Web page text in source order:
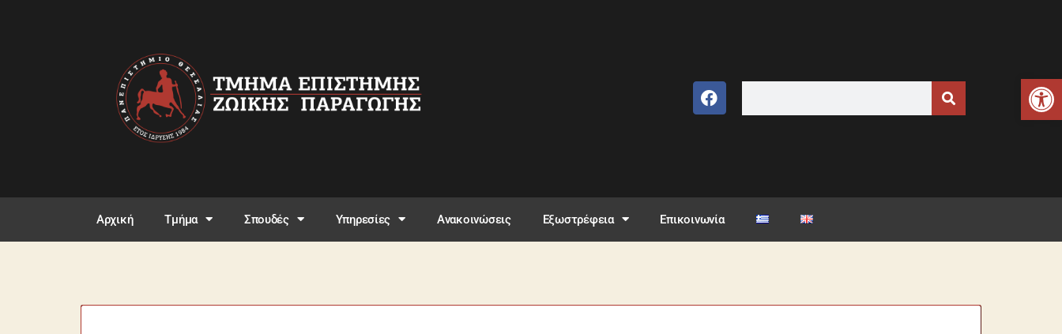
Ανοίξτε τη γραμμή εργαλείων
Αρχική Τμήμα Σπουδές Υπηρεσίες Ανακοινώσεις Εξωστρέφεια Επικοινωνία